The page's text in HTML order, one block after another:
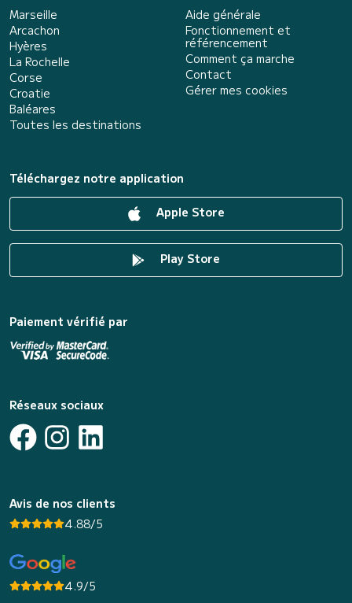
Marseille
Arcachon
Hyères
La Rochelle
Corse
Croatie
Baléares
Toutes les destinations
Aide générale
Fonctionnement et
référencement
Comment ça marche
Contact
Gérer mes cookies
Téléchargez notre application
Apple Store
Play Store
Paiement vérifié par
Réseaux sociaux
Avis de nos clients
4.88/5
4.9/5